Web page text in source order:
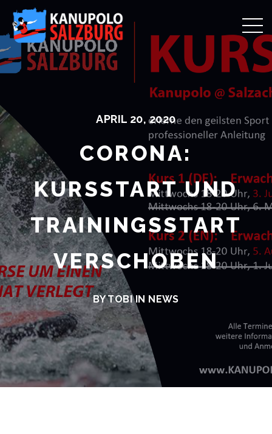
APRIL 20, 2020
CORONA:
KURSSTART UND
TRAININGSSTART
VERSCHOBEN
BY TOBI IN NEWS